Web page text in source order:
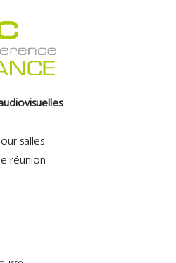
salles
réunion